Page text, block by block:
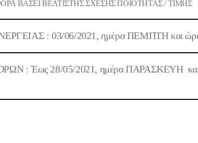
ΒΑΣΕΙ ΒΕΛΤΙΣΤΗΣ ΣΧΕΣΗΣ ΠΟΙOΤΗΤΑΣ / ΤΙΜΗΣ
: 03/06/2021, ημέρα ΠΕΜΠΤΗ και
: Έως 28/05/2021, ημέρα ΠΑΡΑΣΚΕΥΗ και